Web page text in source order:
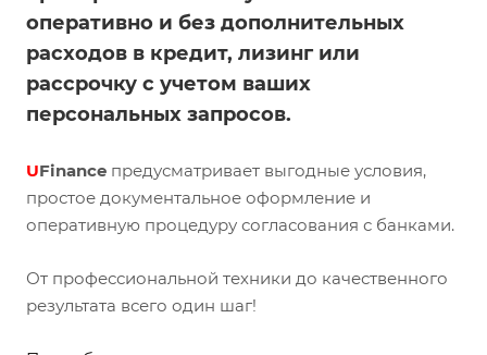
оперативно и без дополнительных
расходов в кредит, лизинг или
рассрочку с учетом ваших
персональных запросов.
UFinance предусматривает выгодные условия,
простое документальное оформление и
оперативную процедуру согласования с банками.
От профессиональной техники до качественного
результата всего один шаг!